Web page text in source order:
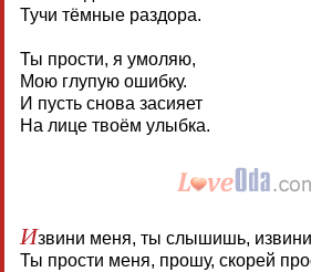
Тучи тёмные раздора.
Ты прости, я умоляю,
Мою глупую ошибку.
И пусть снова засияет
На лице твоём улыбка.
Извини меня, ты слышишь,
Ты прости меня, прошу, скорей